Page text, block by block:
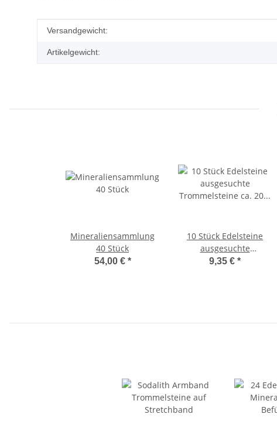
Produkteigenschaft
Wert
Versandgewicht:
Artikelgewicht:
Mineraliensammlung
40 Stück
54,00 € *
10 Stück Edelsteine
ausgesuchte
Trommelsteine ca. 20 -
9,35 € *